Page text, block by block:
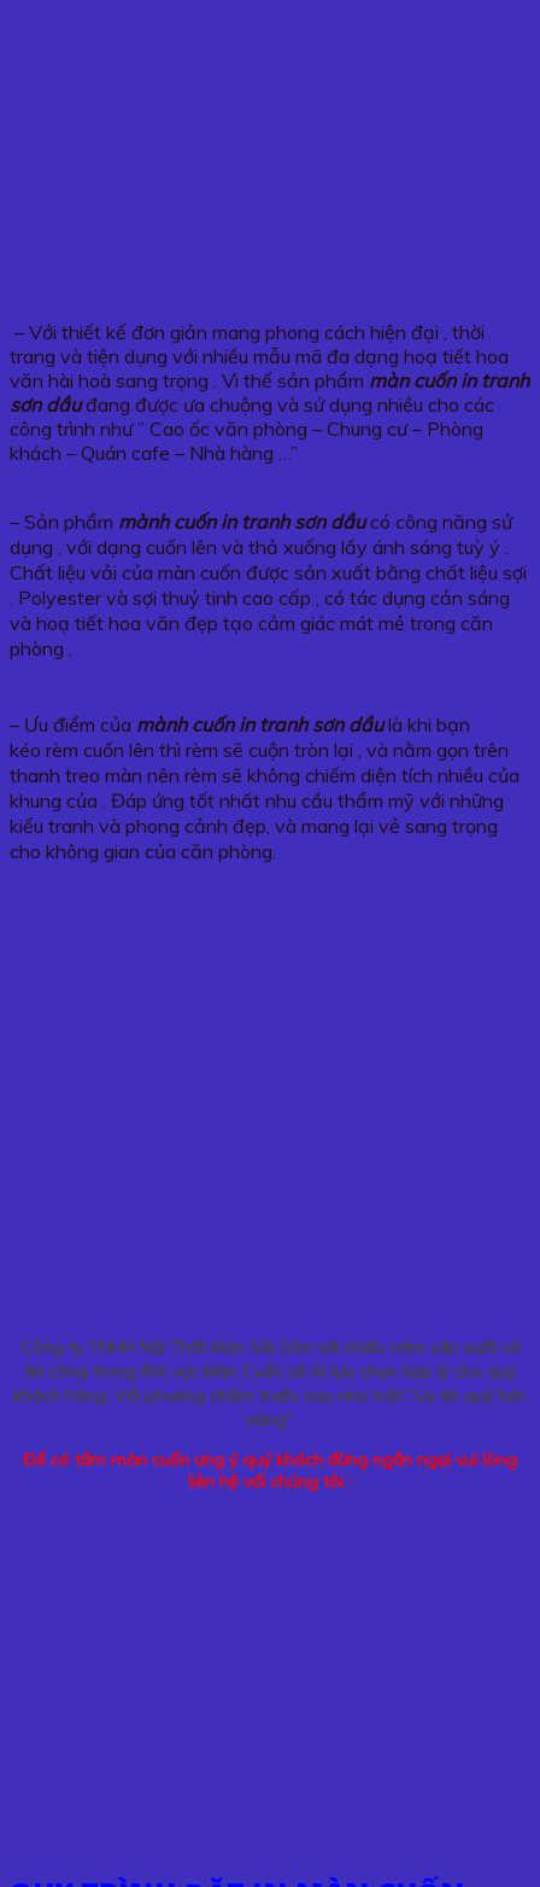
– Với thiết kế đơn giản mang phong cách hiện đại , thời
trang và tiện dụng với nhiều mẫu mã đa dạng hoạ tiết hoa
văn hài hoà sang trọng . Vì thế sản phẩm màn cuốn in tranh
sơn dầuđang được ưa chuộng và sử dụng nhiều cho các
công trình như ” Cao ốc văn phòng – Chung cư – Phòng
khách – Quán cafe – Nhà hàng …”
– Sản phẩm mành cuốn in tranh sơn dầucó công năng sử
dụng , với dạng cuốn lên và thả xuống lấy ánh sáng tuỳ ý .
Chất liệu vải của màn cuốn được sản xuất bằng chất liệu sợi
. Polyester và sợi thuỷ tinh cao cấp , có tác dụng cản sáng
và hoạ tiết hoa văn đẹp tạo cảm giác mát mẻ trong căn
phòng .
– Ưu điểm của mành cuốn in tranh sơn dầulà khi bạn
kéo rèm cuốn lên thì rèm sẽ cuộn tròn lại , và nằm gọn trên
thanh treo màn nên rèm sẽ không chiếm diện tích nhiều của
khung của . Đáp ứng tốt nhất nhu cầu thẩm mỹ với những
kiểu tranh và phong cảnh đẹp, và mang lại vẻ sang trọng
cho không gian của căn phòng.
Công ty TNHH Nội Thất Màn Sài Gòn với nhiều năm sản xuất và
thi công trong lĩnh vực Màn Cuốn sẽ là lựa chọn hợp lý cho quý
khách hàng. Với phương châm trước sau như một “Uy tín quý hơn
vàng”.
Để có tấm màn cuốn ưng ý quý khách đừng ngần ngại vui lòng
liên hệ với chúng tôi :